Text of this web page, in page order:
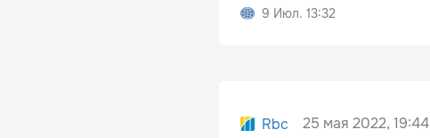
9 Июл. 13:32
Rbc 25 мая 2022, 19:44